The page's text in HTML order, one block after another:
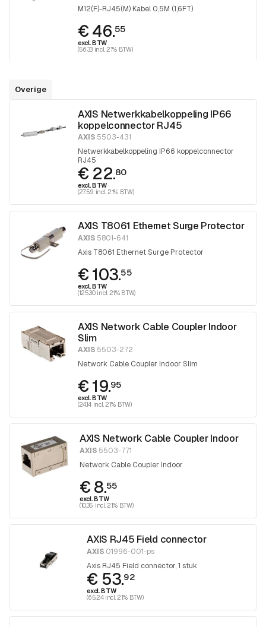
M12(F)-RJ45(M) Kabel 0,5M (1,6FT)
€ 46.55
excl. BTW
(56.33 incl. 21% BTW)
Overige
AXIS Netwerkkabelkoppeling IP66
koppelconnector RJ45
AXIS 5503-431
Netwerkkabelkoppeling IP66 koppelconnector
RJ45
€ 22.80
excl. BTW
(27.59 incl. 21% BTW)
AXIS T8061 Ethernet Surge Protector
AXIS 5801-641
Axis T8061 Ethernet Surge Protector
€ 103.55
excl. BTW
(125.30 incl. 21% BTW)
AXIS Network Cable Coupler Indoor
Slim
AXIS 5503-272
Network Cable Coupler Indoor Slim
€ 19.95
excl. BTW
(24.14 incl. 21% BTW)
AXIS Network Cable Coupler Indoor
AXIS 5503-771
Network Cable Coupler Indoor
€ 8.55
excl. BTW
(10.35 incl. 21% BTW)
AXIS RJ45 Field connector
AXIS 01996-001-ps
Axis RJ45 Field connector, 1 stuk
€ 53.92
excl. BTW
(65.24 incl. 21% BTW)